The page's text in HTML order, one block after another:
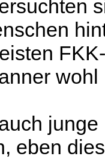
eben